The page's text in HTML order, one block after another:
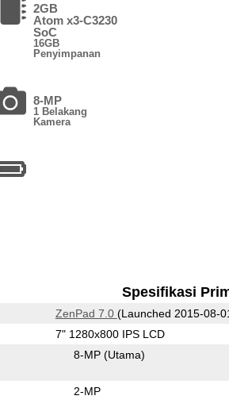
2GB
Atom x3-C3230
SoC
16GB
Penyimpanan
8-MP
1 Belakang
Kamera
Spesifikasi
ZenPad 7.0 (Launched 2015-08-
7" 1280x800 IPS LCD
8-MP (Utama)
2-MP